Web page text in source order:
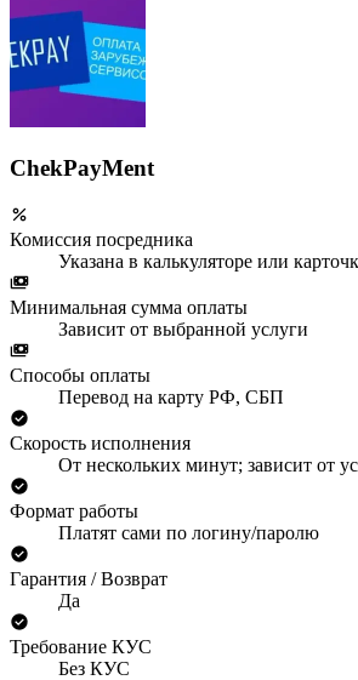
ChekPayMent
Комиссия посредника
Указана в калькуляторе или
Минимальная сумма оплаты
Зависит от выбранной услуги
Способы оплаты
Перевод на карту РФ, СБП
Скорость исполнения
От нескольких минут; зависит от
Формат работы
Платят сами по логину/паролю
Гарантия / Возврат
Да
Требование КУС
Без КУС